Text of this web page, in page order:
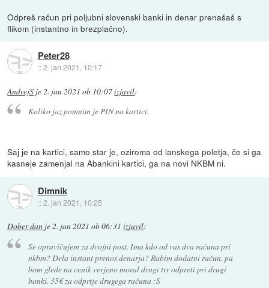
Odpreš račun pri poljubni slovenski banki in denar prenašaš s
flikom (instantno in brezplačno).
Peter28
::2. jan 2021, 10:17
AndrejS je2. jan 2021 ob 10:07izjavil:
Koliko jaz pomnim je PIN na kartici.
Saj je na kartici, samo star je, oziroma od lanskega poletja, če si ga
kasneje zamenjal na Abankini kartici, ga na novi NKBM ni.
Dimnik
::2. jan 2021, 10:25
Dober dan je2. jan 2021 ob 06:31 izjavil:
Se opravičujem za dvojni post. Ima kdo od vas dva računa pri
nkbm? Dela instant prenos denarja? Rabim dodatni račun, pa
bom glede na cenik verjeno moral drugi trr odpreti pri drugi
banki. 35€ za odprtje drugega računa :S